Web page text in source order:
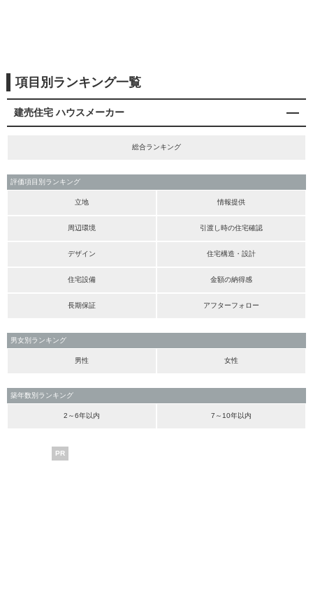
項目別ランキング一覧
建売住宅 ハウスメーカー
総合ランキング
評価項目別ランキング
立地 情報提供
周辺環境 引渡し時の住宅確認
デザイン 住宅構造・設計
住宅設備 金額の納得感
長期保証 アフターフォロー
男女別ランキング
男性 女性
築年数別ランキング
2～6年以内 7～10年以内
PR